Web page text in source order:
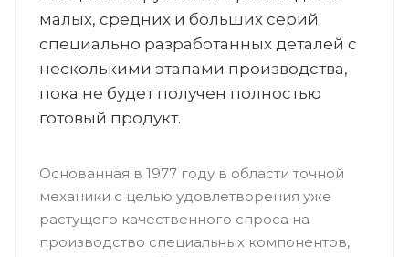
малых, средних и больших серий
специально разработанных деталей с
несколькими этапами производства,
пока не будет получен полностью
готовый продукт.
Основанная в 1977 году в области точной
механики с целью удовлетворения уже
растущего качественного спроса на
производство специальных компонентов,